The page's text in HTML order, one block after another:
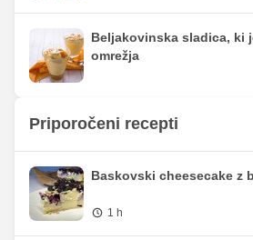
Beljakovinska sladica, ki
omrežja
Priporočeni recepti
Baskovski cheesecake z
1 h